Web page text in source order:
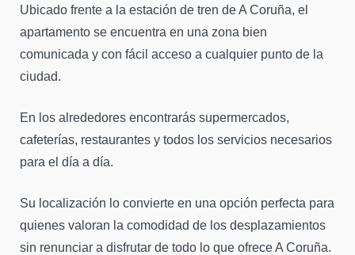
Ubicado frente a la estación de tren deA Coruña, el
apartamento se encuentra en una zona bien
comunicada y con fácil acceso a cualquier punto de la
ciudad.
En los alrededores encontrarás supermercados,
cafeterías, restaurantes y todos los servicios necesarios
para el día a día.
Su localización lo convierte en una opción perfecta para
quienes valoran la comodidad de los desplazamientos
sin renunciar a disfrutar de todo lo que ofrece A Coruña.